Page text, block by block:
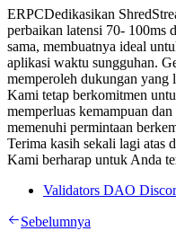
ERPCDedikasikan
perbaikan latensi 70- 100ms
sama, membuatnya ideal
aplikasi waktu sungguhan.
memperoleh dukungan yang
Kami tetap berkomitmen
memperluas kemampuan
memenuhi permintaan
Terima kasih sekali lagi atas
Kami berharap untuk Anda
Validators DAO
Sebelumnya